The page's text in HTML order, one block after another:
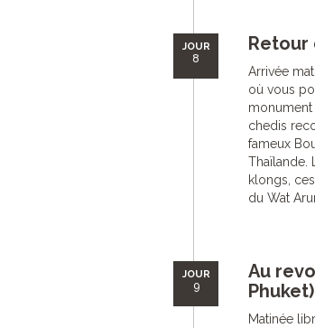
JOUR
8
Retour
Arrivée
où vous
monument
chedis
fameux
Thaïlande.
klongs,
du Wat
JOUR
9
Au
Phuket)
Matinée